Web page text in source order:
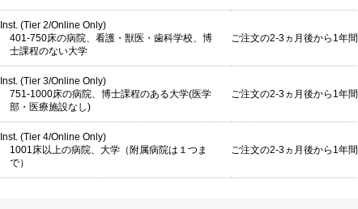
Inst. (Tier 2/Online Only)
401-750床の病院、看護・獣医・歯科学校、博
士課程のない大学
ご注文の2-3ヵ月後から1年間
Inst. (Tier 3/Online Only)
751-1000床の病院、博士課程のある大学(医学
部・医療施設なし)
ご注文の2-3ヵ月後から1年間
Inst. (Tier 4/Online Only)
1001床以上の病院、大学（附属病院は１つま
で）
ご注文の2-3ヵ月後から1年間